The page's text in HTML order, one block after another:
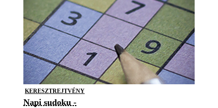
KERESZTREJTVÉNY
Napi sudoku -